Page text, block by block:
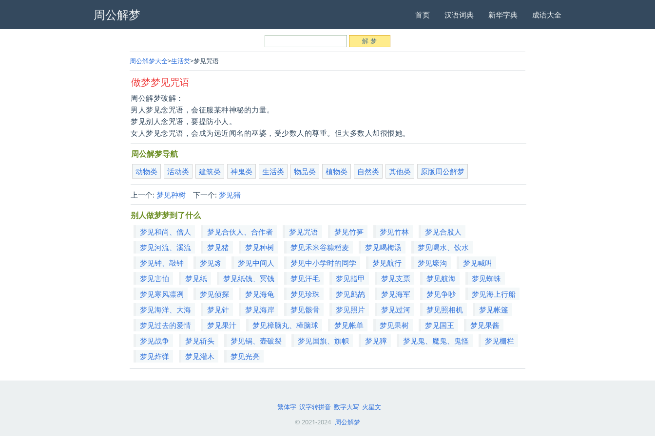
周公解梦 首页 汉语词典 新华字典 成语大全
周公解梦大全 生活类 梦见咒语
做梦梦见咒语
周公解梦破解：
男人梦见念咒语，会征服某种神秘的力量。
梦见别人念咒语，要提防小人。
女人梦见念咒语，会成为远近闻名的巫婆，受少数人的尊重。但大多数人却很恨她。
周公解梦导航
动物类 活动类 建筑类 神鬼类 生活类 物品类 植物类 自然类 其他类 原版周公解梦
上一个:梦见种树 下一个:梦见猪
别人做梦梦到了什么
梦见和尚、僧人 梦见合伙人、合作者 梦见咒语 梦见竹笋 梦见竹林
梦见合股人
梦见河流、溪流
梦见猪 梦见种树 梦见禾米谷糠稻麦 梦见喝梅汤
梦见喝水、饮水
梦见钟、敲钟
梦见豸 梦见中间人 梦见中小学时的同学 梦见航行 梦见壕沟
梦见喊叫
梦见害怕
梦见纸 梦见纸钱、冥钱 梦见汗毛 梦见指甲 梦见支票 梦见航海
梦见蜘蛛
梦见寒风凛冽
梦见侦探 梦见海龟 梦见珍珠 梦见鹧鸪 梦见海军 梦见争吵
梦见海上行船
梦见海洋、大海
梦见针 梦见海岸 梦见骸骨 梦见照片 梦见过河 梦见照相机
梦见帐篷
梦见过去的爱情
梦见果汁 梦见樟脑丸、樟脑球 梦见帐单 梦见果树 梦见国王
梦见果酱
梦见战争
梦见斩头 梦见锅、壶破裂 梦见国旗、旗帜 梦见獐 梦见鬼、魔鬼、鬼怪
梦见栅栏
梦见炸弹
梦见灌木 梦见光亮
繁体字 汉字转拼音 数字大写 火星文
© 2021-2024 周公解梦